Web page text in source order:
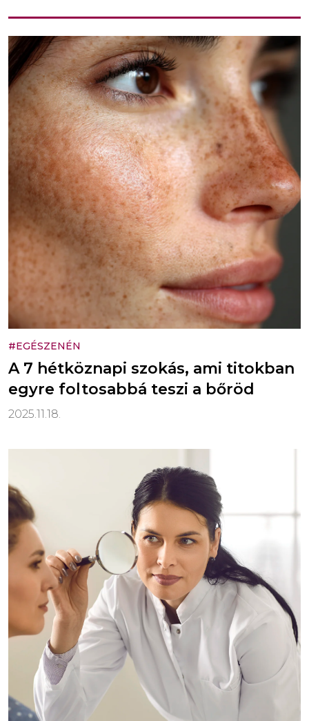
#EGÉSZENÉN
A 7 hétköznapi szokás, ami titokban
egyre foltosabbá teszi a bőröd
2025.11.18.